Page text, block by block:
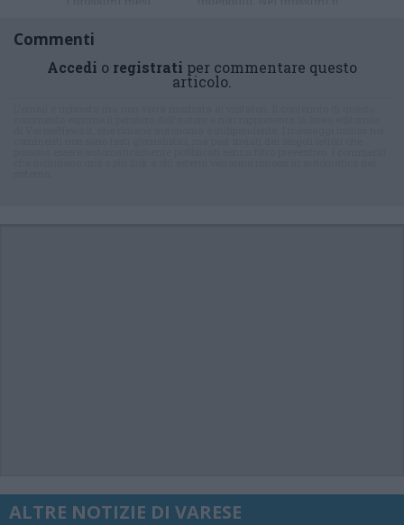
Commenti
Accedi o registrati per commentare questo
articolo.
ALTRE NOTIZIE DI VARESE